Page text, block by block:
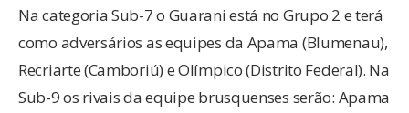
Na categoria Sub-7 o Guarani está no Grupo 2 e terá
como adversários as equipes da Apama (Blumenau),
Recriarte (Camboriú) e Olímpico (Distrito Federal). Na
Sub-9 os rivais da equipe brusquenses serão: Apama